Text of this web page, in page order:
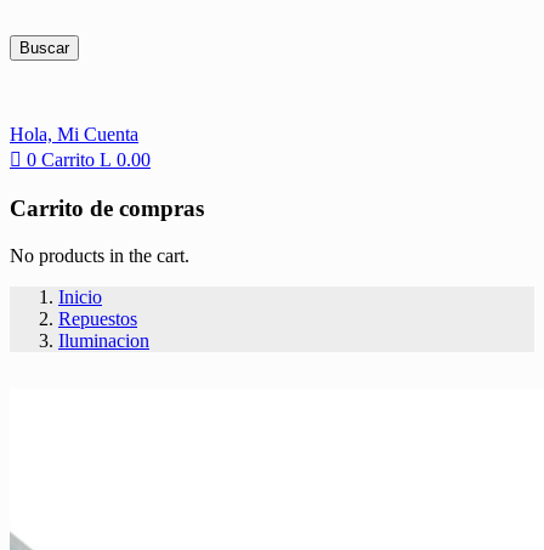
Buscar
Hola, Mi Cuenta
0 Carrito L 0.00
Carrito de compras
No products in the cart.
Inicio
Repuestos
Iluminacion